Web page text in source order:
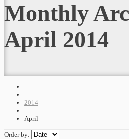
Monthly
April 2014
2014
April
Order by: